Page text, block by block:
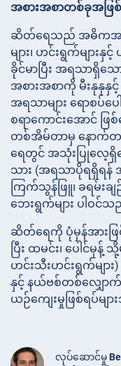
အစားအစာတစ်ခုအ
ဆိတ်ရေသည် အဓိကအာ
များ၊ ဟင်းရွက်များ
ခိုင်မာပြီး အရသာရှိ
အစားအစာကို မီးနုနုနှင့်
အရသာများ ရောစပ်ပ
စရာကောင်းအောင်
တစ်အိမ်တာမှ နောက်
ရေတွင် အသုံးပြုလေ့ရှိသ
သား (အရသာပိုရရှိရန် အ
ကြက်သွန်ဖြူ၊ ခရမ်းချ
ဘေးရွက်များ ပါဝင်သ
ဆိတ်ရေကို ပုံမှန်အားဖ
ပြီး ထမင်း၊ ပေါင်မု
ဟင်းသီးဟင်းရွက်မျာ
နှင့် နယ်ဗစ်တစ်လျှောက် ပွဲ
ယဉ်ကျေးမှုဖြစ်ရပ်မျ
လုပ်ဆောင်မှု